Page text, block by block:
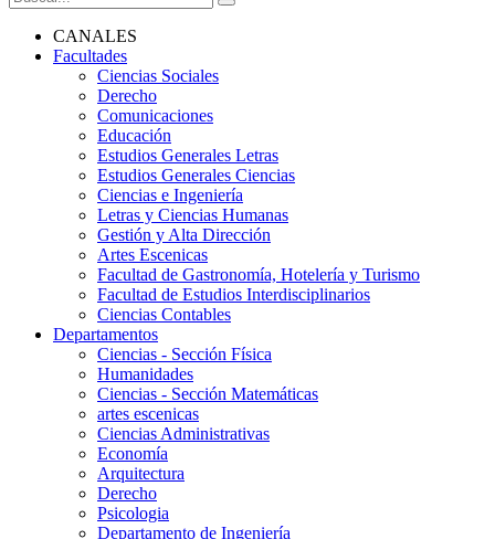
CANALES
Facultades
Ciencias Sociales
Derecho
Comunicaciones
Educación
Estudios Generales Letras
Estudios Generales Ciencias
Ciencias e Ingeniería
Letras y Ciencias Humanas
Gestión y Alta Dirección
Artes Escenicas
Facultad de Gastronomía, Hotelería y Turismo
Facultad de Estudios Interdisciplinarios
Ciencias Contables
Departamentos
Ciencias - Sección Física
Humanidades
Ciencias - Sección Matemáticas
artes escenicas
Ciencias Administrativas
Economía
Arquitectura
Derecho
Psicologia
Departamento de Ingeniería